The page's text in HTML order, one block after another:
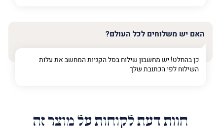
האם יש משלוחים לכל העולם?
כן בהחלט! יש מחשבון שילוח בסל הקניות המחשב את עלות
השילוח לפי הכתובת שלך
חוות דעת לקוחות על מוצר זה